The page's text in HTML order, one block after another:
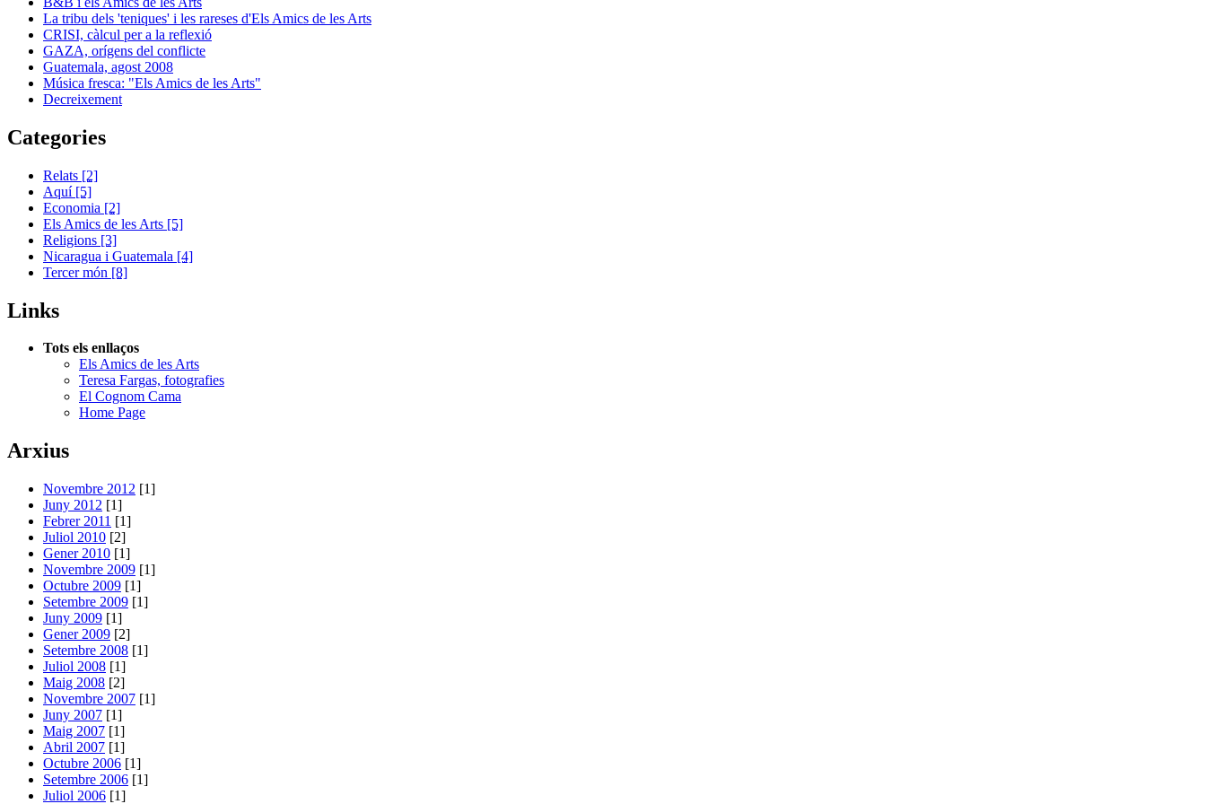
La tribu dels 'teniques' i les rareses d'Els Amics de les Arts
CRISI, càlcul per a la reflexió
GAZA, orígens del conflicte
Guatemala, agost 2008
Música fresca: "Els Amics de les Arts"
Decreixement
Categories
Relats [2]
Aquí [5]
Economia [2]
Els Amics de les Arts [5]
Religions [3]
Nicaragua i Guatemala [4]
Tercer món [8]
Links
Tots els enllaços
Els Amics de les Arts
Teresa Fargas, fotografies
El Cognom Cama
Home Page
Arxius
Novembre 2012 [1]
Juny 2012 [1]
Febrer 2011 [1]
Juliol 2010 [2]
Gener 2010 [1]
Novembre 2009 [1]
Octubre 2009 [1]
Setembre 2009 [1]
Juny 2009 [1]
Gener 2009 [2]
Setembre 2008 [1]
Juliol 2008 [1]
Maig 2008 [2]
Novembre 2007 [1]
Juny 2007 [1]
Maig 2007 [1]
Abril 2007 [1]
Octubre 2006 [1]
Setembre 2006 [1]
Juliol 2006 [1]